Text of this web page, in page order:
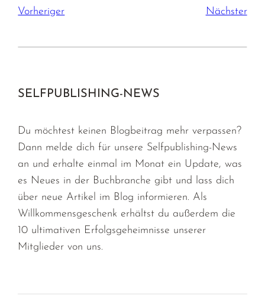
Vorheriger Nächster
SELFPUBLISHING-NEWS
Du möchtest keinen Blogbeitrag mehr verpassen?
Dann melde dich für unsere Selfpublishing-News
an und erhalte einmal im Monat ein Update, was
es Neues in der Buchbranche gibt und lass dich
über neue Artikel im Blog informieren. Als
Willkommensgeschenk erhältst du außerdem die
10 ultimativen Erfolgsgeheimnisse unserer
Mitglieder von uns.